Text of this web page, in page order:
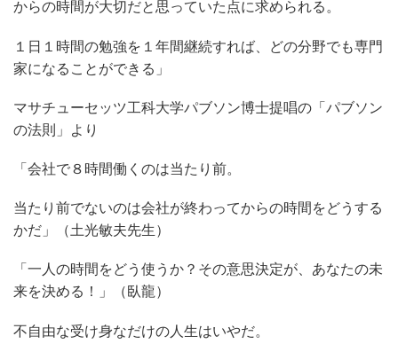
からの時間が大切だと思っていた点に求められる。
１日１時間の勉強を１年間継続すれば、どの分野でも専門
家になることができる」
マサチューセッツ工科大学パブソン博士提唱の「パブソン
の法則」より
「会社で８時間働くのは当たり前。
当たり前でないのは会社が終わってからの時間をどうする
かだ」（土光敏夫先生）
「一人の時間をどう使うか？その意思決定が、あなたの未
来を決める！」（臥龍）
不自由な受け身なだけの人生はいやだ。